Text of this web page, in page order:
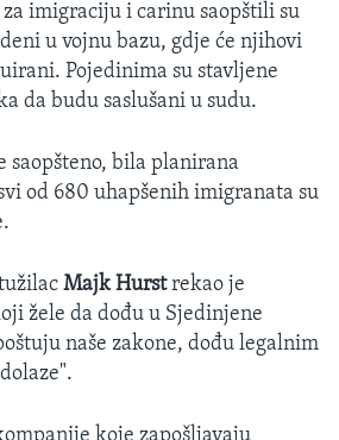
imigraciju i carinu saopštili su
u vojnu bazu, gdje će njihovi
Pojedinima su stavljene
da budu saslušani u sudu.
saopšteno, bila planirana
od 680 uhapšenih imigranata su
Majk Hurstrekao je
žele da dođu u Sjedinjene
naše zakone, dođu legalnim